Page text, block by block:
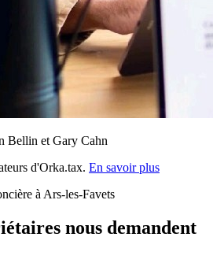
Bellin et Gary Cahn
d'Orka.tax. En savoir plus
à Ars-les-Favets
nous demandent